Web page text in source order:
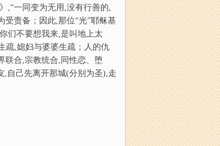
,“一同变为无用,没有行善的,
责备；因此,那位“光”耶稣基
们不要想我来,是叫地上太
疏,媳妇与婆婆生疏；人的仇
联合,宗教统合,同性恋、堕
,自己先离开那城(分别为圣),走